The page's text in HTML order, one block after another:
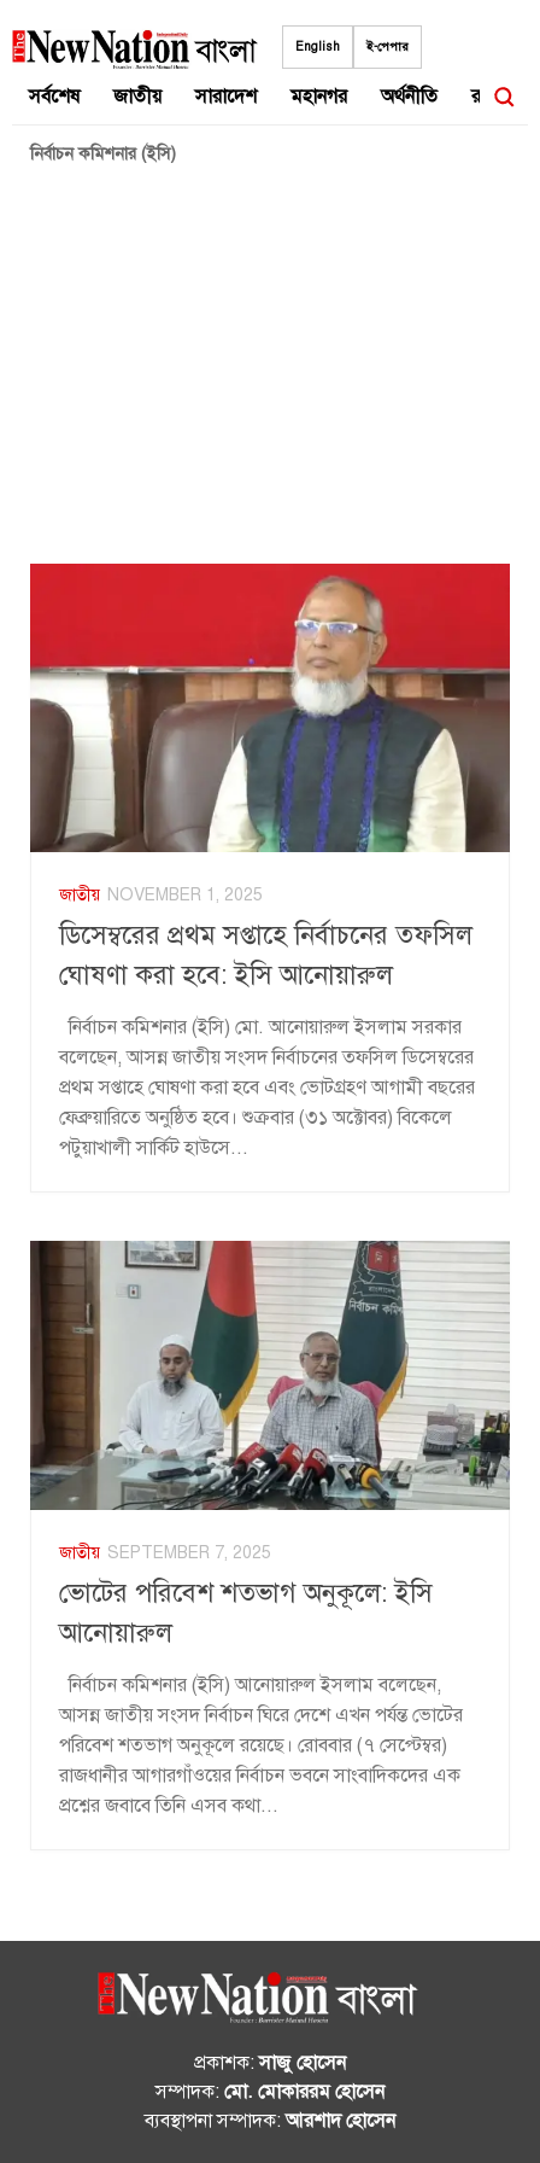
to
English ই-পেপার
সর্বশেষ জাতীয় সারাদেশ মহানগর অর্থনীতি রাজনীতি
নির্বাচন কমিশনার (ইসি)
জাতীয় NOVEMBER 1, 2025
ডিসেম্বরের প্রথম সপ্তাহে নির্বাচনের তফসিল
ঘোষণা করা হবে: ইসি আনোয়ারুল
নির্বাচন কমিশনার (ইসি) মো. আনোয়ারুল ইসলাম সরকার
বলেছেন, আসন্ন জাতীয় সংসদ নির্বাচনের তফসিল ডিসেম্বরের
প্রথম সপ্তাহে ঘোষণা করা হবে এবং ভোটগ্রহণ আগামী বছরের
ফেব্রুয়ারিতে অনুষ্ঠিত হবে। শুক্রবার (৩১ অক্টোবর) বিকেলে
পটুয়াখালী সার্কিট হাউসে...
জাতীয় SEPTEMBER 7, 2025
ভোটের পরিবেশ শতভাগ অনুকূলে: ইসি
আনোয়ারুল
নির্বাচন কমিশনার (ইসি) আনোয়ারুল ইসলাম বলেছেন,
আসন্ন জাতীয় সংসদ নির্বাচন ঘিরে দেশে এখন পর্যন্ত ভোটের
পরিবেশ শতভাগ অনুকূলে রয়েছে। রোববার (৭ সেপ্টেম্বর)
রাজধানীর আগারগাঁওয়ের নির্বাচন ভবনে সাংবাদিকদের এক
প্রশ্নের জবাবে তিনি এসব কথা...
প্রকাশক:সাজু হোসেন
সম্পাদক: মো. মোকাররম হোসেন
ব্যবস্থাপনা সম্পাদক:আরশাদ হোসেন